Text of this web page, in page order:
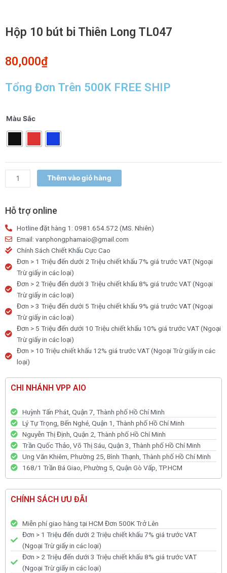
Hộp 10 bút bi Thiên Long TL047
80,000₫
Tổng Đơn Trên 500K FREE SHIP
Màu Sắc
Hộp
Thiên
Long
lượng
Thêm vào giỏ hàng
Hỗ trợ online
Hotline đặt hàng 1: 0981.654.572 (MS. Nhiên)
Email: vanphongphamaio@gmail.com
Chính Sách Chiết Khấu Cực Cao
Đơn > 1 Triệu đến dưới 2 Triệu chiết khấu 7% giá trước VAT (Ngoại
Trừ giấy in các loại)
Đơn > 2 Triệu đến dưới 3 Triệu chiết khấu 8% giá trước VAT (Ngoại
Trừ giấy in các loại)
Đơn > 3 Triệu đến dưới 5 Triệu chiết khấu 9% giá trước VAT (Ngoại
Trừ giấy in các loại)
Đơn > 5 Triệu đến dưới 10 Triệu chiết khấu 10% giá trước VAT (Ngoại
Trừ giấy in các loại)
Đơn > 10 Triệu chiết khấu 12% giá trước VAT (Ngoại Trừ giấy in các
loại)
CHI NHÁNH VPP AIO
Huỳnh Tấn Phát, Quận 7, Thành phố Hồ Chí Minh
Lý Tự Trọng, Bến Nghé, Quận 1, Thành phố Hồ Chí Minh
Nguyễn Thị Định, Quận 2, Thành phố Hồ Chí Minh
Trần Quốc Thảo, Võ Thị Sáu, Quận 3, Thành phố Hồ Chí Minh
Ung Văn Khiêm, Phường 25, Bình Thạnh, Thành phố Hồ Chí Minh
168/1 Trần Bá Giao, Phường 5, Quận Gò Vấp, TP.HCM
CHÍNH SÁCH ƯU ĐÃI
Miễn phí giao hàng tại HCM Đơn 500K Trở Lên
Đơn > 1 Triệu đến dưới 2 Triệu chiết khấu 7% giá trước VAT
(Ngoại Trừ giấy in các loại)
Đơn > 2 Triệu đến dưới 3 Triệu chiết khấu 8% giá trước VAT
(Ngoại Trừ giấy in các loại)